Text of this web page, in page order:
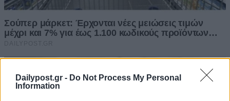
Dailypost.gr - Do Not Process My Personal
Information